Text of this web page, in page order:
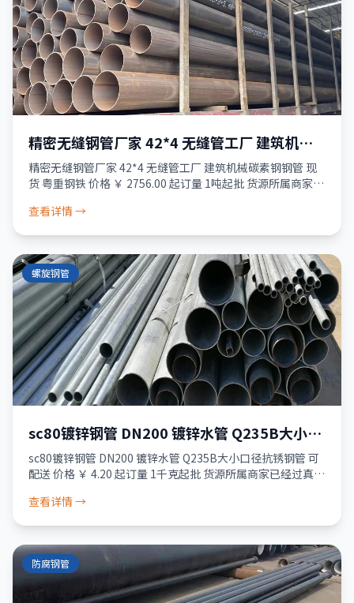
精密无缝钢管厂家 42*4 无缝管工厂 建筑机械
碳素钢钢管 现货 粤重钢铁
精密无缝钢管厂家 42*4 无缝管工厂 建筑机械碳素钢钢管 现
货 粤重钢铁 价格 ￥ 2756.00 起订量 1吨起批 货源所属商家已
查看详情 →
螺旋钢管
sc80镀锌钢管 DN200 镀锌水管 Q235B大小口
径抗锈钢管 可配送
sc80镀锌钢管 DN200 镀锌水管 Q235B大小口径抗锈钢管 可
配送 价格 ￥ 4.20 起订量 1千克起批 货源所属商家已经过真实
查看详情 →
防腐钢管